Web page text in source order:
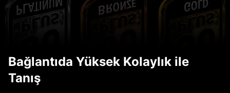
Bağlantıda Yüksek Kolaylık ile
Tanış